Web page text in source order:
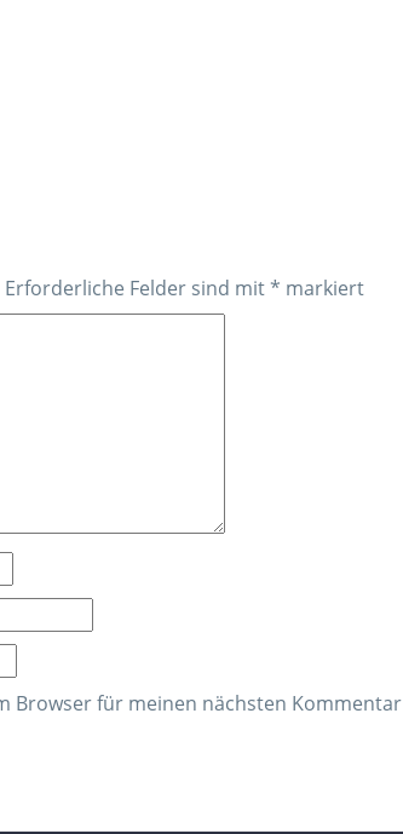
Erforderliche Felder sind mit* markiert
Browser für meinen nächsten Kommentar